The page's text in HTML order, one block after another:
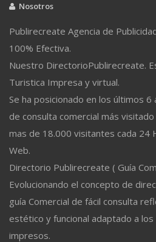
Nosotros
Publirecreate Agencia de
100% Efectiva.
Nuestro DirectorioPublirecreate.
Turistica Impresa y virtual.
Se ha posicionado en los últimos
de consulta comercial más
mas de 18.000 visitantes cada 24
Web.
Directorio Publirecreate ( Guía
Evolucionando el concepto de
guía Comercial de fácil consulta
estético y funcional adaptado a
impresos.